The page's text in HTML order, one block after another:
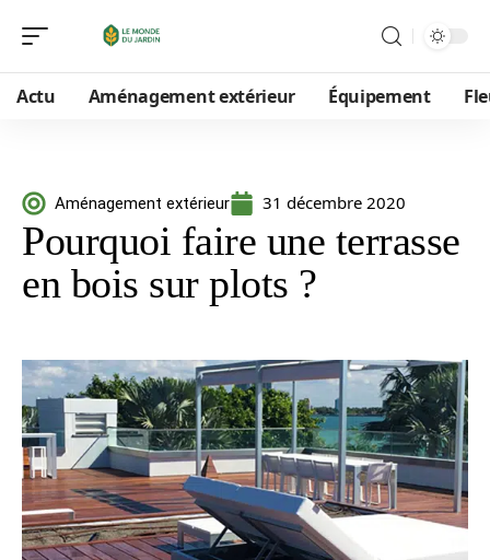
Actu Aménagement extérieur Équipement
Aménagement extérieur 31 décembre 2020
Pourquoi faire une terrasse
en bois sur plots ?